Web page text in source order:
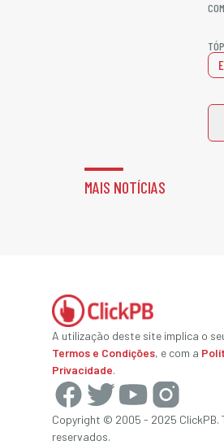
MAIS NOTÍCIAS
A utilização deste site implica o
Termos e Condições, e com a
Privacidade.
Copyright © 2005 - 2025 ClickPB.
reservados.